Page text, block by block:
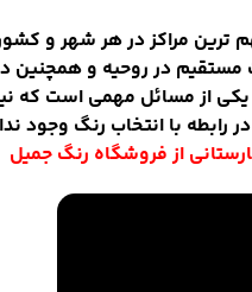
ترین مراکز در هر شهر و
در روحیه و همچنین
یکی از مسائل مهمی است که
رابطه با انتخاب رنگ وجود
از فروشگاه رنگ جمیل